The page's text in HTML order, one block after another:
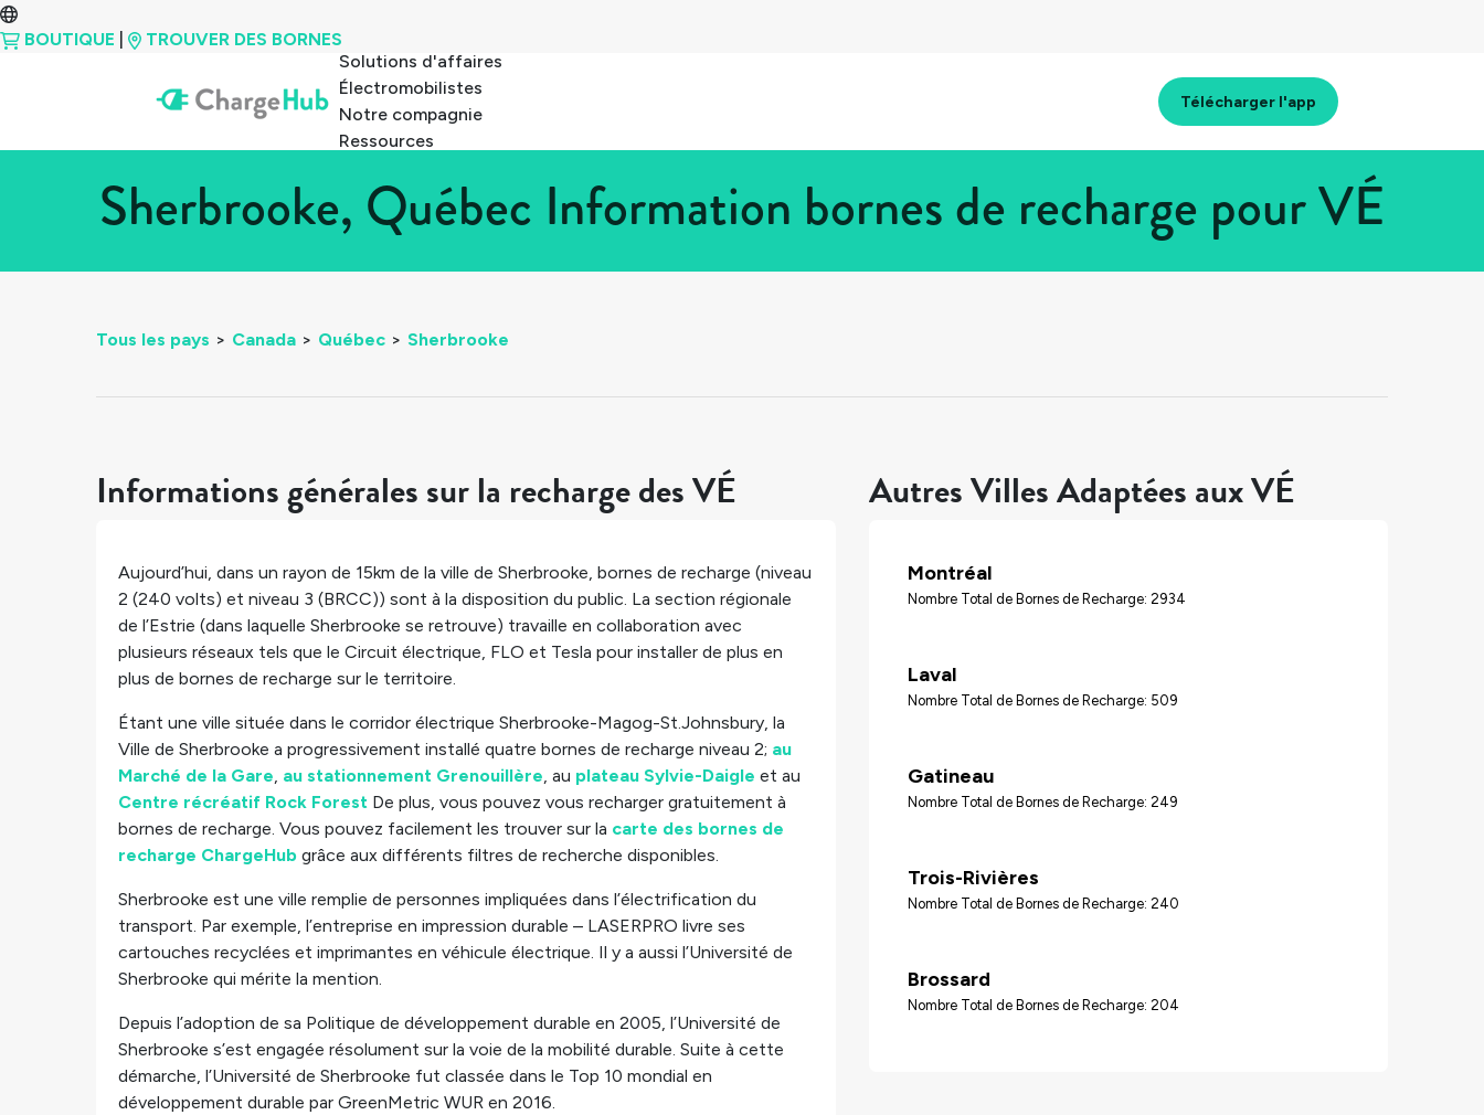
BOUTIQUE
TROUVER DES BORNES
Solutions d'affaires
Électromobilistes
Notre compagnie
Ressources
Télécharger l'app
Sherbrooke, Québec Information bornes de recharge pour VÉ
Tous les pays > Canada > Québec > Sherbrooke
Informations générales sur la recharge des VÉ
Aujourd’hui, dans un rayon de 15km de la ville de Sherbrooke, bornes de recharge (niveau
2 (240 volts) et niveau 3 (BRCC)) sont à la disposition du public. La section régionale
de l’Estrie (dans laquelle Sherbrooke se retrouve) travaille en collaboration avec
plusieurs réseaux tels que le Circuit électrique, FLO et Tesla pour installer de plus en
plus de bornes de recharge sur le territoire.
Étant une ville située dans le corridor électrique Sherbrooke-Magog-St.Johnsbury, la
Ville de Sherbrooke a progressivement installé quatre bornes de recharge niveau 2; au
Marché de la Gare, au stationnement Grenouillère, au plateau Sylvie-Daigle et au
Centre récréatif Rock Forest De plus, vous pouvez vous recharger gratuitement à
bornes de recharge. Vous pouvez facilement les trouver sur la carte des bornes de
recharge ChargeHub grâce aux différents filtres de recherche disponibles.
Sherbrooke est une ville remplie de personnes impliquées dans l’électrification du
transport. Par exemple, l’entreprise en impression durable – LASERPRO livre ses
cartouches recyclées et imprimantes en véhicule électrique. Il y a aussi l’Université de
Sherbrooke qui mérite la mention.
Depuis l’adoption de sa Politique de développement durable en 2005, l’Université de
Sherbrooke s’est engagée résolument sur la voie de la mobilité durable. Suite à cette
démarche, l’Université de Sherbrooke fut classée dans le Top 10 mondial en
développement durable par GreenMetric WUR en 2016.
Autres Villes Adaptées aux VÉ
Montréal
Nombre Total de Bornes de Recharge: 2934
Laval
Nombre Total de Bornes de Recharge: 509
Gatineau
Nombre Total de Bornes de Recharge: 249
Trois-Rivières
Nombre Total de Bornes de Recharge: 240
Brossard
Nombre Total de Bornes de Recharge: 204